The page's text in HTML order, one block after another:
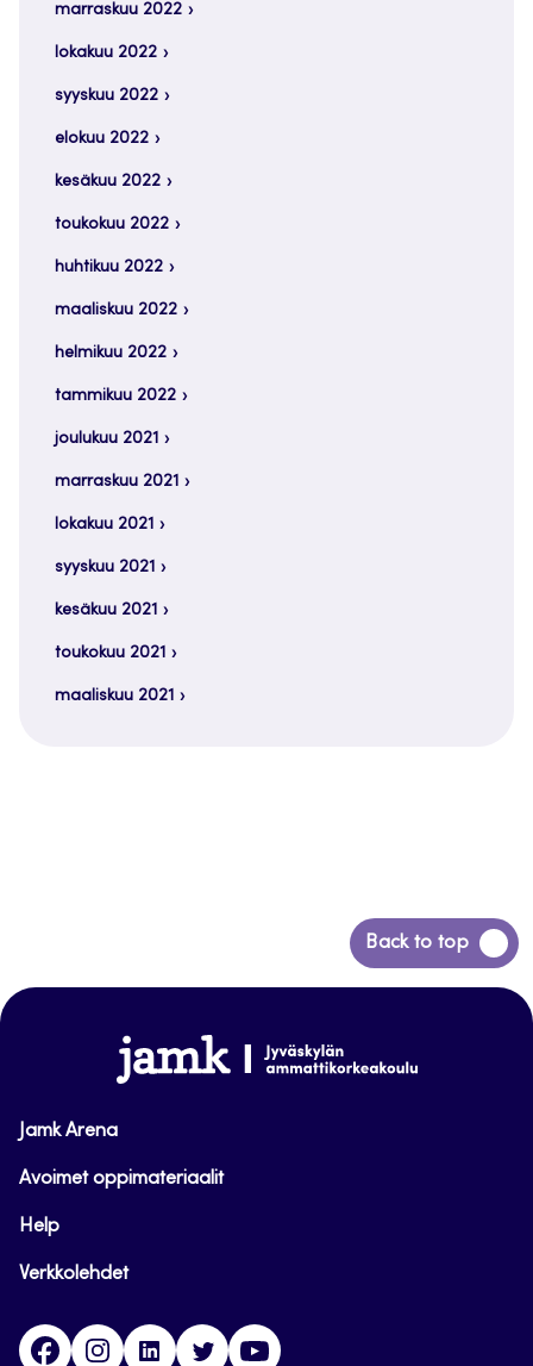
marraskuu 2022
lokakuu 2022
syyskuu 2022
elokuu 2022
kesäkuu 2022
toukokuu 2022
huhtikuu 2022
maaliskuu 2022
helmikuu 2022
tammikuu 2022
joulukuu 2021
marraskuu 2021
lokakuu 2021
syyskuu 2021
kesäkuu 2021
toukokuu 2021
maaliskuu 2021
Back to top
Siirry
takaisin
www.jamk.fi
Jamk Arena
Avoimet oppimateriaalit
Help
Verkkolehdet
FacebookInstagramLinkedinTwitter